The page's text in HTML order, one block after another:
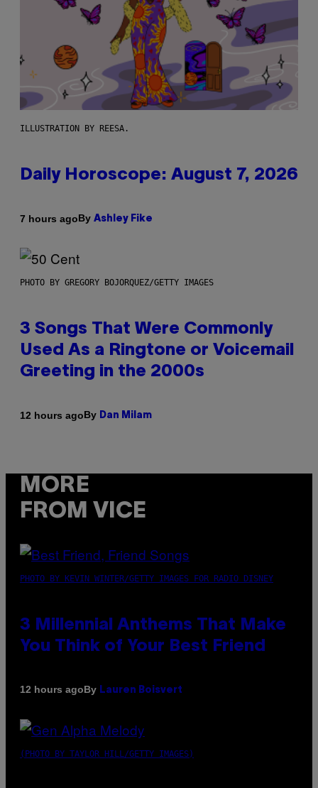
ILLUSTRATION BY REESA.
Daily Horoscope: August 7, 2026
7 hours agoBy Ashley Fike
PHOTO BY GREGORY BOJORQUEZ/GETTY IMAGES
3 Songs That Were Commonly
Used As a Ringtone or Voicemail
Greeting in the 2000s
12 hours agoBy Dan Milam
MORE
FROM VICE
PHOTO BY KEVIN WINTER/GETTY IMAGES FOR RADIO DISNEY
3 Millennial Anthems That Make
You Think of Your Best Friend
12 hours agoBy Lauren Boisvert
(PHOTO BY TAYLOR HILL/GETTY IMAGES)